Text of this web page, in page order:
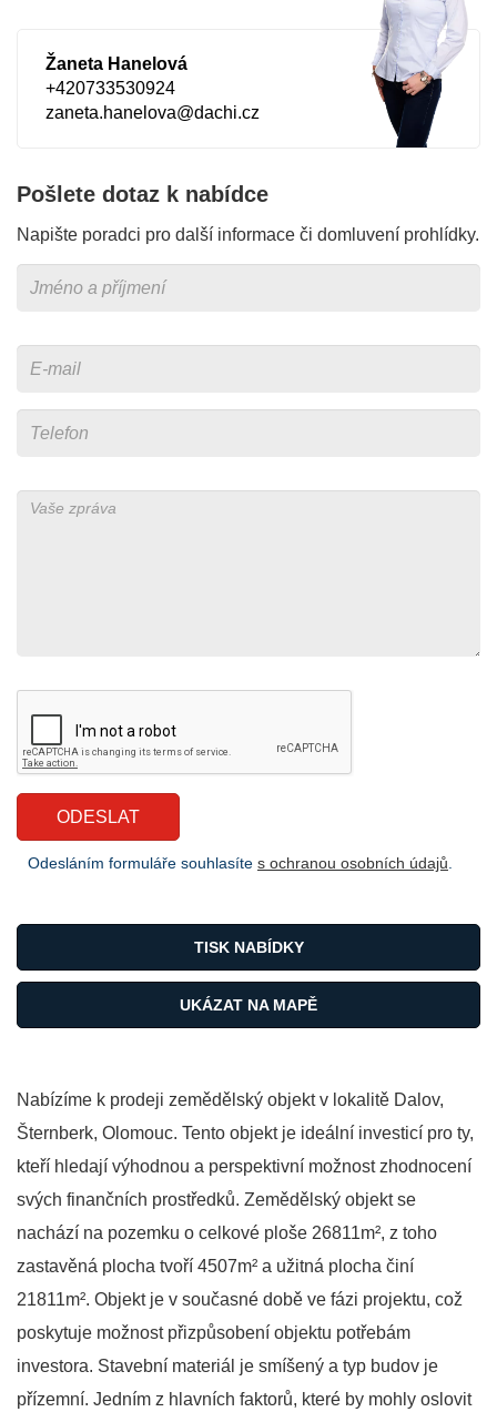
Nabízíme k prodeji zemědělský objekt v lokalitě Dalov,
Šternberk, Olomouc. Tento objekt je ideální investicí pro ty,
kteří hledají výhodnou a perspektivní možnost zhodnocení
svých finančních prostředků. Zemědělský objekt se
nachází na pozemku o celkové ploše 26811m², z toho
zastavěná plocha tvoří 4507m² a užitná plocha činí
21811m². Objekt je v současné době ve fázi projektu, což
poskytuje možnost přizpůsobení objektu potřebám
investora. Stavební materiál je smíšený a typ budov je
přízemní. Jedním z hlavních faktorů, které by mohly oslovit
UKÁZAT NA MAPĚ
TISK NABÍDKY
Žaneta Hanelová
+420733530924
zaneta.hanelova@dachi.cz
Pošlete dotaz k nabídce
Napište poradci pro další informace či domluvení prohlídky.
Odesláním formuláře souhlasíte s ochranou osobních údajů